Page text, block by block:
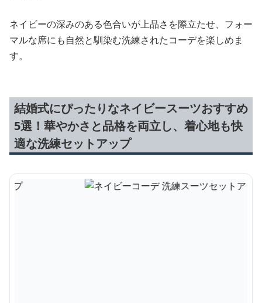
ネイビーの深みのある色合いが上品さを際立たせ、フォー
マルな席にも自然と馴染む洗練されたコーデを楽しめま
す。
結婚式にぴったりなネイビースーツおすすめ
5選！華やかさと品格を両立し、着心地も快
適な洗練セットアップ